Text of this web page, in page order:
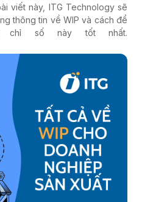
viết này, ITG Technology sẽ
thông tin về WIP và cách để
chỉ số này tốt nhất.